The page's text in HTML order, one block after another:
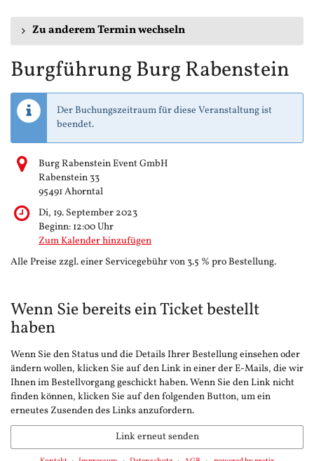
Zu anderem Termin wechseln
Burgführung Burg Rabenstein
Der Buchungszeitraum für diese Veranstaltung ist
beendet.
Burg Rabenstein Event GmbH
Rabenstein 33
95491 Ahorntal
Di, 19. September 2023
Beginn: 12:00Uhr
Zum Kalender hinzufügen
Alle Preise zzgl. einer Servicegebühr von 3.5 % pro Bestellung.
Wenn Sie bereits ein Ticket bestellt
haben
Wenn Sie den Status und die Details Ihrer Bestellung einsehen oder
ändern wollen, klicken Sie auf den Link in einer der E-Mails, die wir
Ihnen im Bestellvorgang geschickt haben. Wenn Sie den Link nicht
finden können, klicken Sie auf den folgenden Button, um ein
erneutes Zusenden des Links anzufordern.
Link erneut senden